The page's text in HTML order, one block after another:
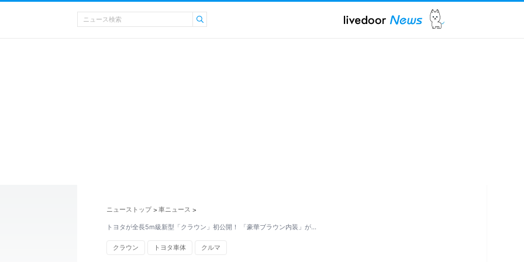
ニューストップ > 車ニュース >
トヨタが全長5m級新型「クラウン」初公開！ 「豪華ブラウン内装」が…
クラウン トヨタ車体 クルマ